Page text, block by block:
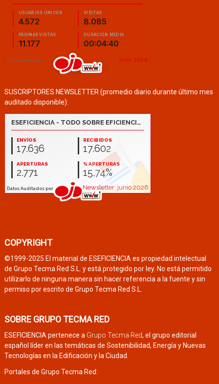
SUSCRIPTORES NEWSLETTER (promedio diario durante último mes
auditado disponible):
COPYRIGHT
©1999-2025 El material de ESEFICIENCIA es propiedad intelectual
de Grupo Tecma Red S.L. y está protegido por ley. No está permitido
utilizarlo de ninguna manera sin hacer referencia a la fuente y sin
permiso por escrito de Grupo Tecma Red S.L.
SOBRE GRUPO TECMA RED
ESEFICIENCIA pertenece a Grupo Tecma Red, el grupo editorial
español líder en las temáticas de Sostenibilidad, Energía y Nuevas
Tecnologías en la Edificación y la Ciudad.
Portales de Grupo Tecma Red: